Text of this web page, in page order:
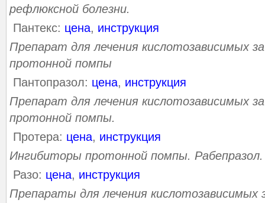
рефлюксной болезни.
Пантекс: цена, инструкция
Препарат для лечения кислотозависимых
протонной помпы
Пантопразол: цена, инструкция
Препарат для лечения кислотозависимых
протонной помпы.
Протера: цена, инструкция
Ингибиторы протонной помпы. Рабепразол.
Разо: цена, инструкция
Препараты для лечения кислотозависимых